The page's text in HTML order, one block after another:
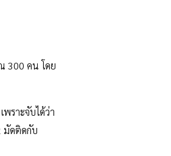
300 คน โดย
ราะจับได้ว่า
มัดติดกับ